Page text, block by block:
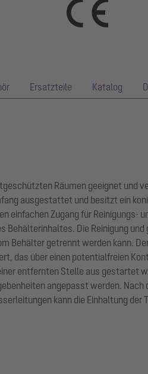
Ersatzteile Katalog
Räumen geeignet und
ausgestattet und besitzt ein
einfachen Zugang für Reinigungs-
Die Reinigung
Behälter getrennt werden kann.
das über einen potentialfreien
entfernten Stelle aus gestartet
angepasst werden.
kann die Einhaltung